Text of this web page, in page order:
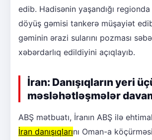
edib. Hadisənin yaşandığı
döyüş gəmisi tankerə müşayiət
gəminin ərazi sularını pozması
xəbərdarlıq edildiyini açıqlayıb.
İran: Danışıqların yeri
məsləhətləşmələr
ABŞ mətbuatı, İranın ABŞ ilə
İran danışıqlarını Oman-a